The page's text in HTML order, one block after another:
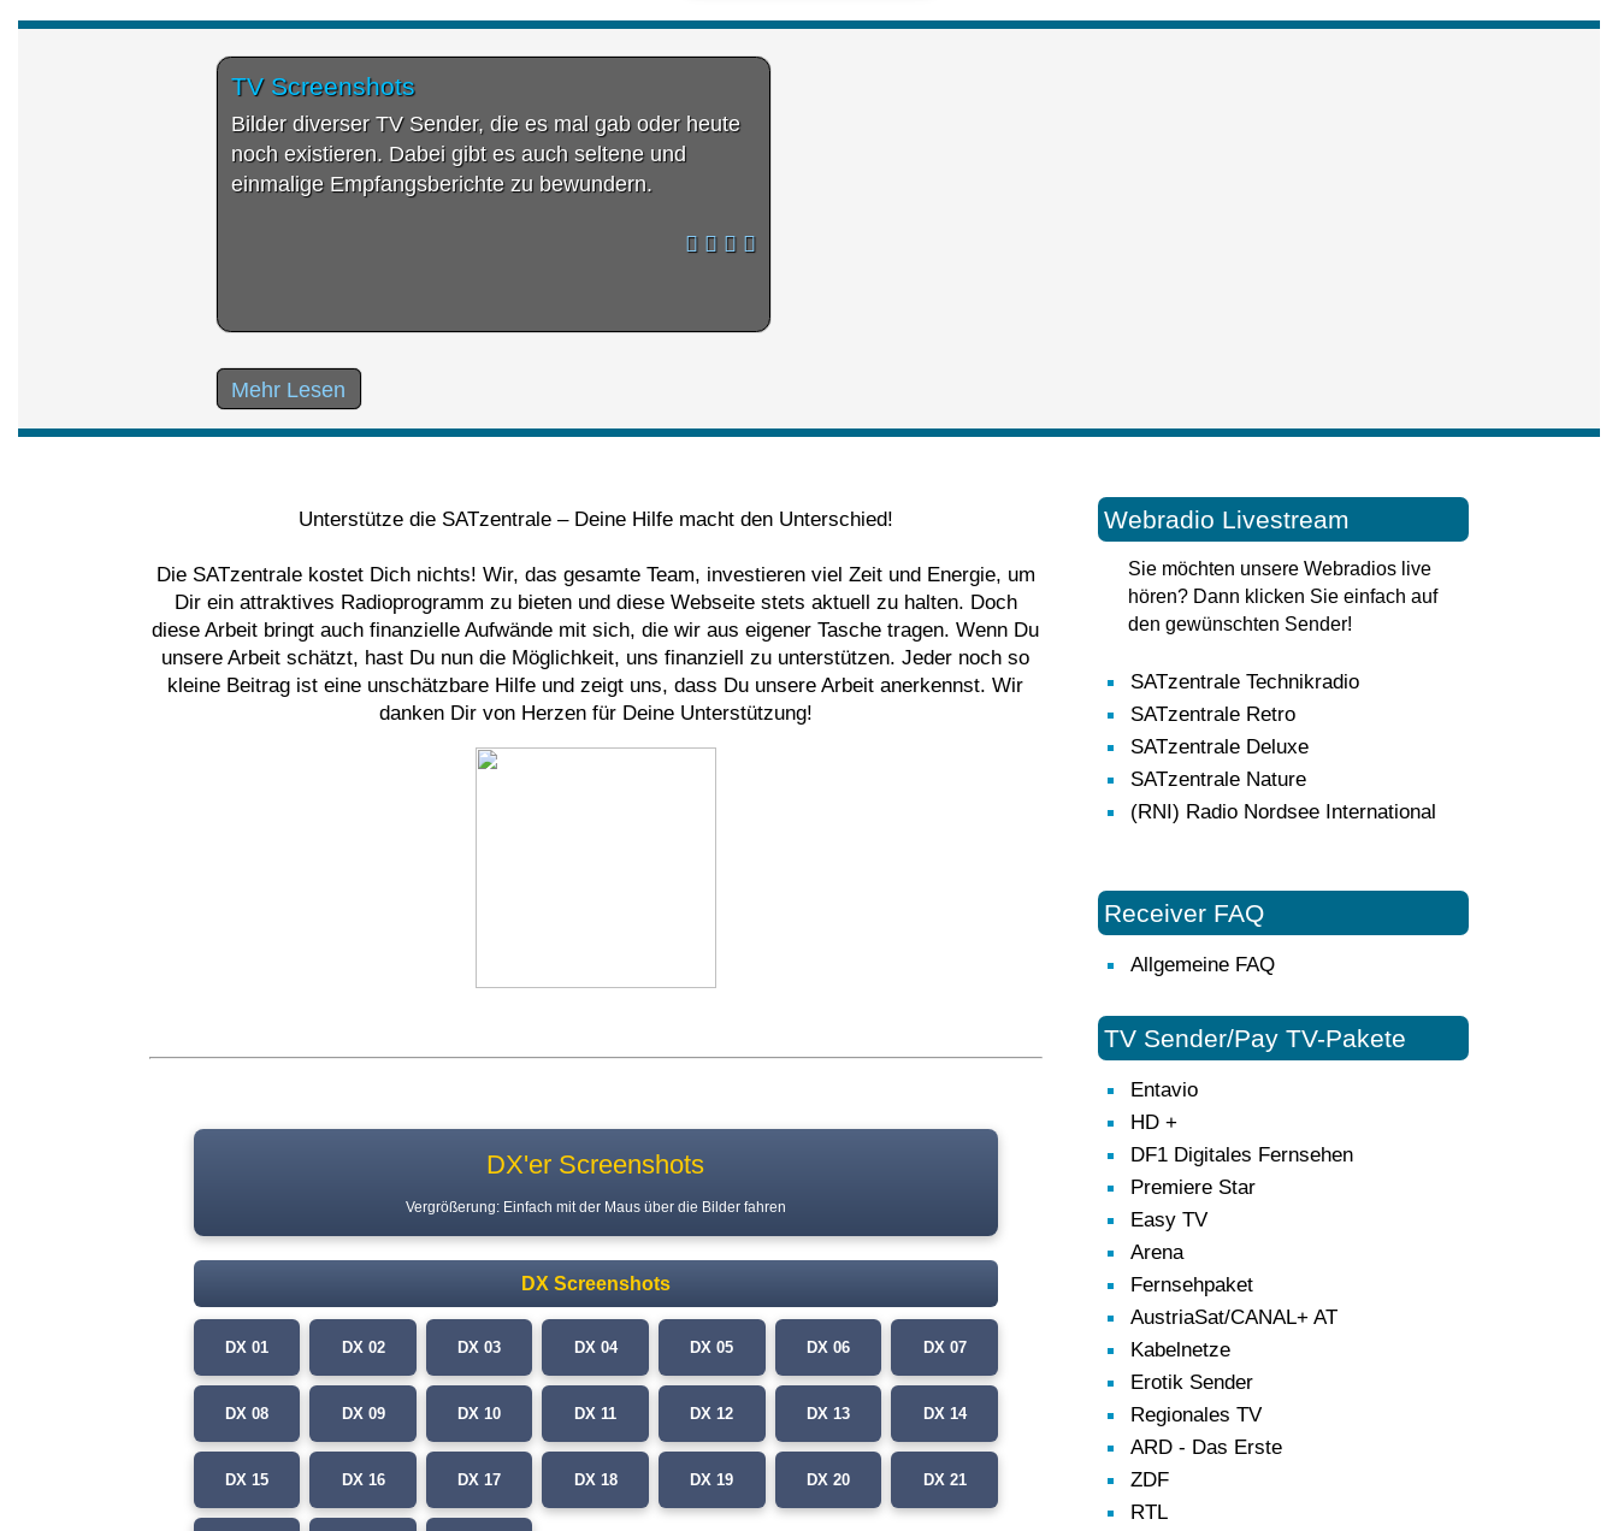
TV Screenshots
Bilder diverser TV Sender, die es mal gab oder heute
noch existieren. Dabei gibt es auch seltene und
einmalige Empfangsberichte zu bewundern.
Mehr Lesen
Unterstütze die SATzentrale – Deine Hilfe macht den Unterschied!
Die SATzentrale kostet Dich nichts! Wir, das gesamte Team, investieren viel Zeit und Energie, um
Dir ein attraktives Radioprogramm zu bieten und diese Webseite stets aktuell zu halten. Doch
diese Arbeit bringt auch finanzielle Aufwände mit sich, die wir aus eigener Tasche tragen. Wenn Du
unsere Arbeit schätzt, hast Du nun die Möglichkeit, uns finanziell zu unterstützen. Jeder noch so
kleine Beitrag ist eine unschätzbare Hilfe und zeigt uns, dass Du unsere Arbeit anerkennst. Wir
danken Dir von Herzen für Deine Unterstützung!
DX'er Screenshots
Vergrößerung: Einfach mit der Maus über die Bilder fahren
DX Screenshots
DX 01 DX 02 DX 03 DX 04 DX 05 DX 06 DX 07
DX 08 DX 09 DX 10 DX 11 DX 12 DX 13 DX 14
DX 15 DX 16 DX 17 DX 18 DX 19 DX 20 DX 21
Webradio Livestream
Sie möchten unsere Webradios live
hören? Dann klicken Sie einfach auf
den gewünschten Sender!
SATzentrale Technikradio
SATzentrale Retro
SATzentrale Deluxe
SATzentrale Nature
(RNI) Radio Nordsee International
Receiver FAQ
Allgemeine FAQ
TV Sender/Pay TV-Pakete
Entavio
HD +
DF1 Digitales Fernsehen
Premiere Star
Easy TV
Arena
Fernsehpaket
AustriaSat/CANAL+ AT
Kabelnetze
Erotik Sender
Regionales TV
ARD - Das Erste
ZDF
RTL